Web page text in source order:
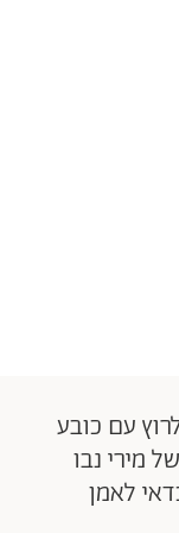
עם כובע
מירי נבו
לאמן